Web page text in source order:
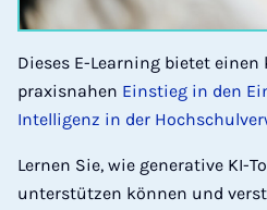
Dieses E-Learning bietet
praxisnahen Einstieg in den
Intelligenz in der
Lernen Sie, wie generative KI-
unterstützen können und